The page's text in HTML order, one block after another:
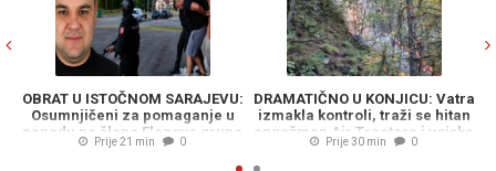
OBRAT U ISTOČNOM SARAJEVU:
Osumnjičeni za pomaganje u
napadu na člana Elezove grupe
ide na slobodu
Prije 21 min 0
DRAMATIČNO U KONJICU: Vatra
izmakla kontroli, traži se hitan
angažman Air Tractora i vojske
Prije 30 min 0